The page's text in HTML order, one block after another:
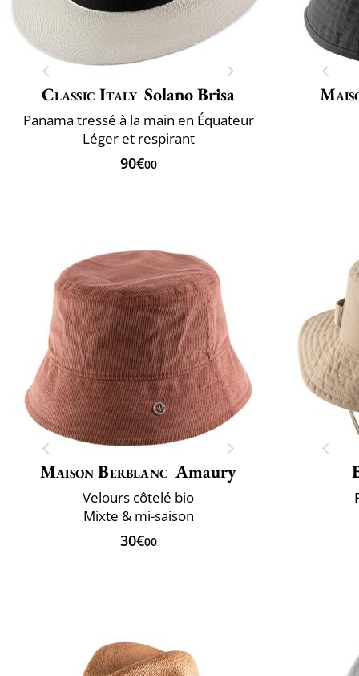
Classic Italy Solano Brisa
Panama tressé à la main en Équateur
Léger et respirant
90€00
Maison Berblanc Amaury
Velours côtelé bio
Mixte & mi-saison
30€00